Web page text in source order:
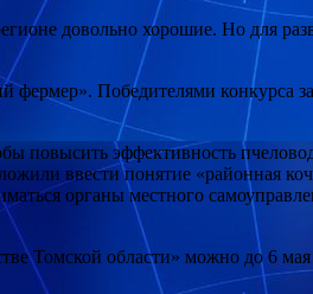
довольно хорошие. Но для
Победителями конкурса
повысить эффективность
ввести понятие «районная
органы местного
Томской области» можно до 6 мая